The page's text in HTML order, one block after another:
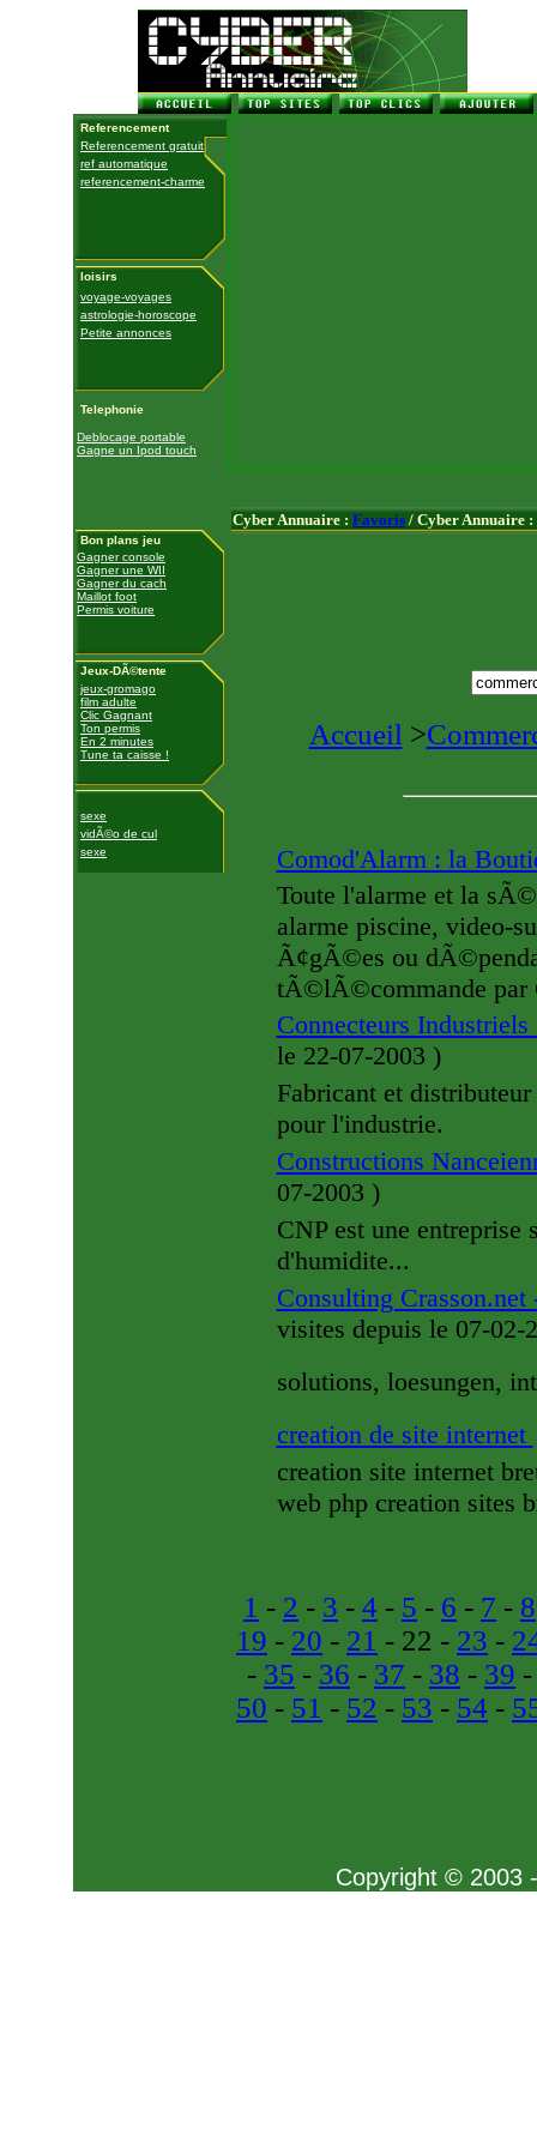
Referencement
Referencement gratuit
ref automatique
referencement-charme
loisirs
voyage-voyages
astrologie-horoscope
Petite annonces
Telephonie
Deblocage portable
Gagne un Ipod touch
Bon plans jeu
Gagner console
Gagner une WII
Gagner du cach
Maillot foot
Permis voiture
Jeux-DÃ©tente
jeux-gromago
film adulte
Clic Gagnant
Ton permis
En 2 minutes
Tune ta caisse !
sexe
vidÃ©o de cul
sexe
Cyber Annuaire : Favoris / Cyber Annuaire :
Accueil >
Comod'Alarm : la
Toute l'alarme et la
alarme piscine, video-
Ã¢gÃ©es ou
tÃ©lÃ©commande par
Connecteurs
le 22-07-2003 )
Fabricant et
pour l'industrie.
Constructions
07-2003 )
CNP est une
d'humidite...
Consulting
visites depuis le 07-02-
solutions, loesungen,
creation de site internet
creation site internet
web php creation sites
1 - 2 - 3 - 4 - 5 - 6 - 7 - 8
19 - 20 - 21 - 22 - 23 -
- 35 - 36 - 37 - 38 - 39
50 - 51 - 52 - 53 - 54 -
Copyright © 2003